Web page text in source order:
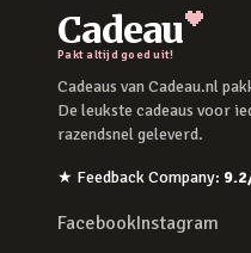
Cadeau
Pakt altijd goed uit!
Cadeaus van Cadeau.nl
De leukste cadeaus voor
razendsnel geleverd.
★ Feedback Company: 9.2
FacebookInstagram